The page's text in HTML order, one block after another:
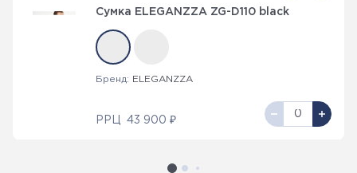
Сумка ELEGANZZA ZG-D110 black
Бренд: ELEGANZZA
РРЦ 43 900 ₽